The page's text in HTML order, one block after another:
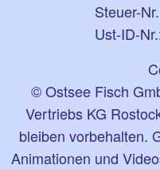
Steuer-
Ust-ID-
© Ostsee Fisch
Vertriebs KG
bleiben vorbehalten.
Animationen und